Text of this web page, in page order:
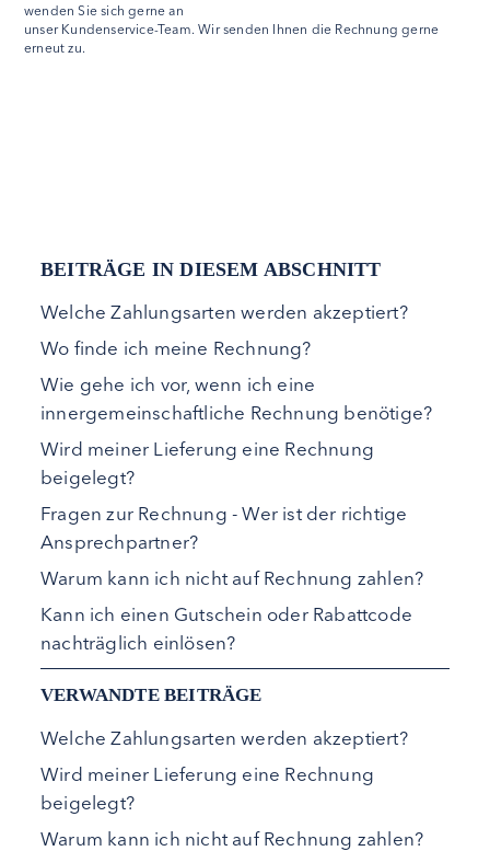
wenden Sie sich gerne an
unser Kundenservice-Team. Wir senden Ihnen die Rechnung gerne
erneut zu.
BEITRÄGE IN DIESEM ABSCHNITT
Welche Zahlungsarten werden akzeptiert?
Wo finde ich meine Rechnung?
Wie gehe ich vor, wenn ich eine
innergemeinschaftliche Rechnung benötige?
Wird meiner Lieferung eine Rechnung
beigelegt?
Fragen zur Rechnung - Wer ist der richtige
Ansprechpartner?
Warum kann ich nicht auf Rechnung zahlen?
Kann ich einen Gutschein oder Rabattcode
nachträglich einlösen?
VERWANDTE BEITRÄGE
Welche Zahlungsarten werden akzeptiert?
Wird meiner Lieferung eine Rechnung
beigelegt?
Warum kann ich nicht auf Rechnung zahlen?